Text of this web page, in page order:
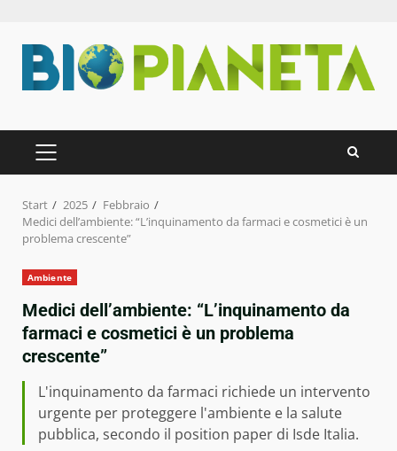
Inhalt
springen
PRIMÄRES
MENÜ
Start 2025
Febbraio
Medici dell’ambiente: “L’inquinamento da farmaci e cosmetici è un
problema crescente”
Ambiente
Medici dell’ambiente: “L’inquinamento da
farmaci e cosmetici è un problema
crescente”
L'inquinamento da farmaci richiede un intervento
urgente per proteggere l'ambiente e la salute
pubblica, secondo il position paper di Isde Italia.